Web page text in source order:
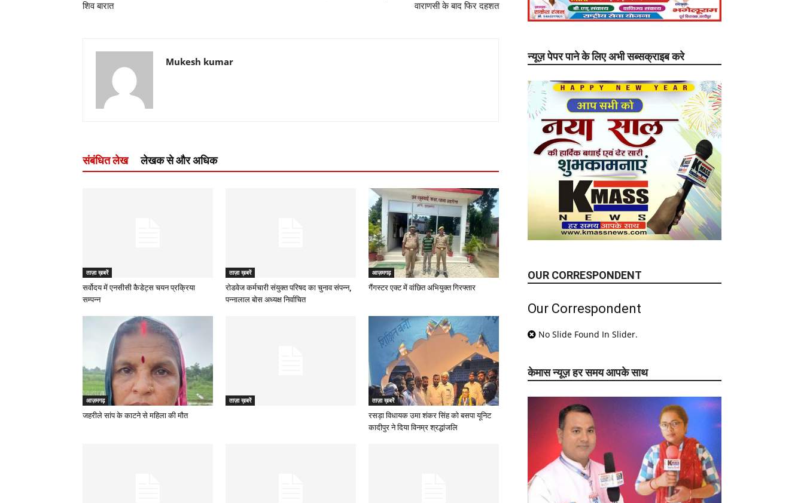
शिव बारात
वाराणसी के बाद फिर दहशत
Mukesh kumar
संबंधित लेख लेखक से और अधिक
ताज़ा ख़बरें
सर्वोदय में एनसीसी कैडेट्स चयन प्रक्रिया
सम्पन्न
ताज़ा ख़बरें
रोडवेज कर्मचारी संयुक्त परिषद का चुनाव संपन्न,
पन्नालाल बोस अध्यक्ष निर्वाचित
आज़मगढ़
गैंगस्टर एक्ट में वांछित अभियुक्त गिरफ्तार
आज़मगढ़
जहरीले सांप के काटने से महिला की मौत
ताज़ा ख़बरें ताज़ा ख़बरें
रसड़ा विधायक उमा शंकर सिंह को बसपा यूनिट
कादीपुर ने दिया विनम्र श्रद्धांजलि
न्यूज़ पेपर पाने के लिए अभी सब्सक्राइब करे
OUR CORRESPONDENT
Our Correspondent
No Slide Found In Slider.
केमास न्यूज़ हर समय आपके साथ